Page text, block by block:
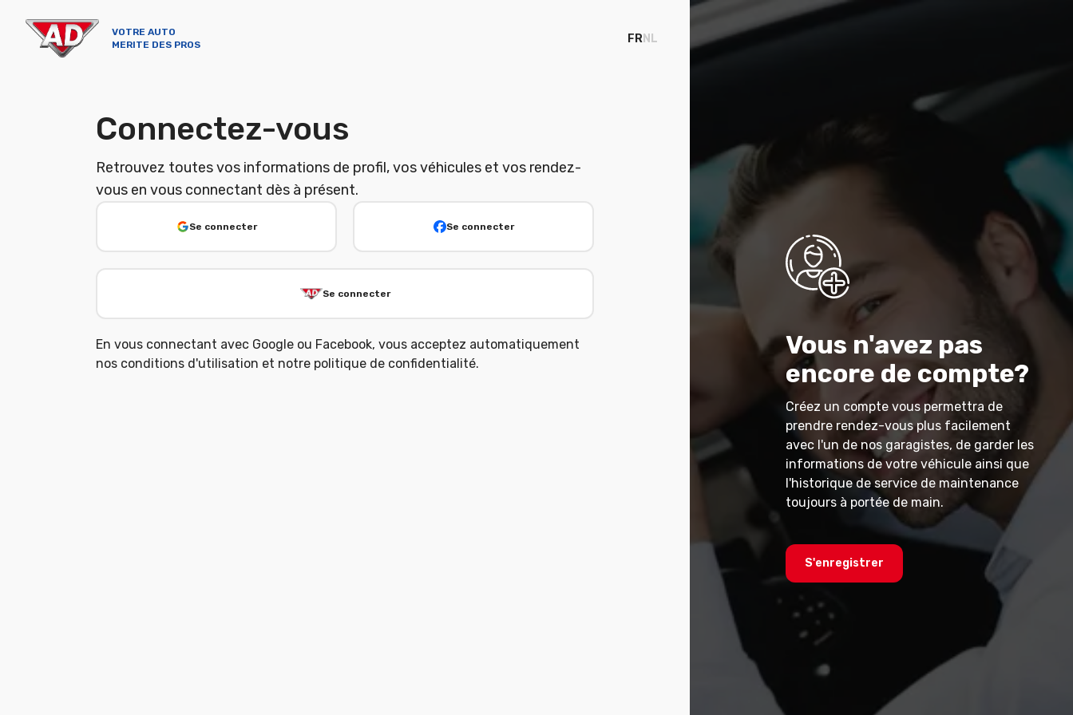
VOTRE AUTO
MERITE DES PROS
FRNL
Connectez-vous
Retrouvez toutes vos informations de profil, vos véhicules et vos rendez-
vous en vous connectant dès à présent.
Se connecter Se connecter
Se connecter
En vous connectant avec Google ou Facebook, vous acceptez automatiquement
nos conditions d'utilisation et notre politique de confidentialité.
Vous n'avez pas
encore de compte?
Créez un compte vous permettra de
prendre rendez-vous plus facilement
avec l'un de nos garagistes, de garder les
informations de votre véhicule ainsi que
l'historique de service de maintenance
toujours à portée de main.
S'enregistrer